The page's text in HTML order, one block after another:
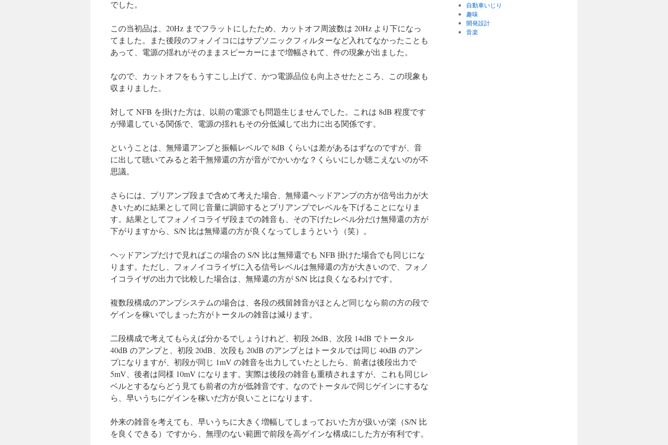
でした。
この当初品は、20Hz までフラットにしたため、カットオフ周波数は 20Hz より下になっ
てました。また後段のフォノイコにはサブソニックフィルターなど入れてなかったことも
あって、電源の揺れがそのままスピーカーにまで増幅されて、件の現象が出ました。
なので、カットオフをもうすこし上げて、かつ電源品位も向上させたところ、この現象も
収まりました。
対して NFB を掛けた方は、以前の電源でも問題生じませんでした。これは 8dB 程度です
が帰還している関係で、電源の揺れもその分低減して出力に出る関係です。
ということは、無帰還アンプと振幅レベルで 8dB くらいは差があるはずなのですが、音
に出して聴いてみると若干無帰還の方が音がでかいかな？くらいにしか聴こえないのが不
思議。
さらには、プリアンプ段まで含めて考えた場合、無帰還ヘッドアンプの方が信号出力が大
きいために結果として同じ音量に調節するとプリアンプでレベルを下げることになりま
す。結果としてフォノイコライザ段までの雑音も、その下げたレベル分だけ無帰還の方が
下がりますから、S/N 比は無帰還の方が良くなってしまうという（笑）。
ヘッドアンプだけで見ればこの場合の S/N 比は無帰還でも NFB 掛けた場合でも同じにな
ります。ただし、フォノイコライザに入る信号レベルは無帰還の方が大きいので、フォノ
イコライザの出力で比較した場合は、無帰還の方が S/N 比は良くなるわけです。
複数段構成のアンプシステムの場合は、各段の残留雑音がほとんど同じなら前の方の段で
ゲインを稼いでしまった方がトータルの雑音は減ります。
二段構成で考えてもらえば分かるでしょうけれど、初段 26dB、次段 14dB でトータル
40dB のアンプと、初段 20dB、次段も 20dB のアンプとはトータルでは同じ 40dB のアン
プになりますが、初段が同じ 1mV の雑音を出力していたとしたら、前者は後段出力で
5mV、後者は同様 10mV になります。実際は後段の雑音も重積されますが、これも同じレ
ベルとするならどう見ても前者の方が低雑音です。なのでトータルで同じゲインにするな
ら、早いうちにゲインを稼いだ方が良いことになります。
外来の雑音を考えても、早いうちに大きく増幅してしまっておいた方が扱いが楽（S/N 比
を良くできる）ですから、無理のない範囲で前段を高ゲインな構成にした方が有利です。
自動車いじり
趣味
開発設計
音楽